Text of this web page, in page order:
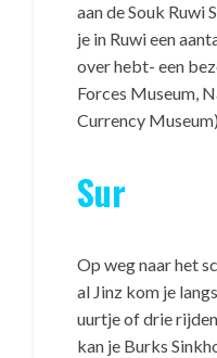
aan de Souk Ruwi
je in Ruwi een
over hebt- een
Forces Museum,
Currency
Sur
Op weg naar het
al Jinz kom je
uurtje of drie
kan je Burks